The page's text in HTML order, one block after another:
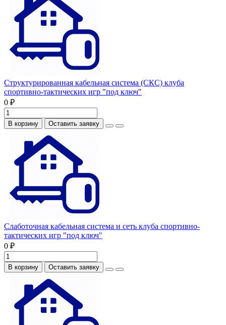
Структурированная кабельная система (СКС) клуба
спортивно-тактических игр "под ключ"
0 ₽
В корзину Оставить заявку
Слаботочная кабельная система и сеть клуба спортивно-
тактических игр "под ключ"
0 ₽
В корзину Оставить заявку